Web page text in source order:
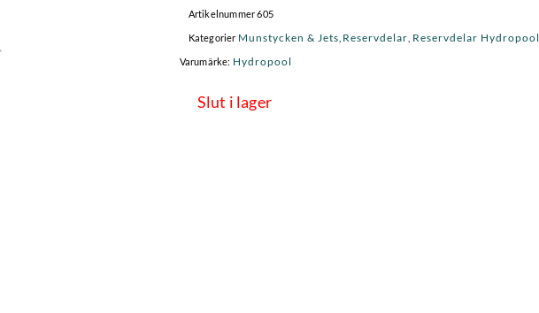
Artikelnummer605
Kategorier Munstycken & Jets Reservdelar Reservdelar Hydropool
Varumärke: Hydropool
Slut i lager